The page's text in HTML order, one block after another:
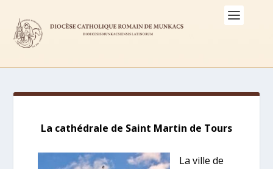
La cathédrale de Saint Martin de Tours
La ville de